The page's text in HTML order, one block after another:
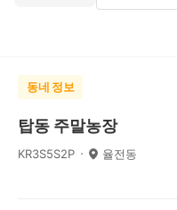
동네 정보
탑동 주말농장
KR3S5S2P 율전동